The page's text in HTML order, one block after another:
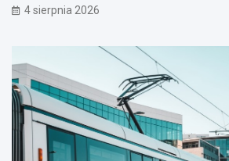
4 sierpnia 2026